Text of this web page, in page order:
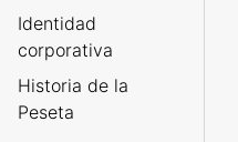
Identidad
corporativa
Historia de la
Peseta